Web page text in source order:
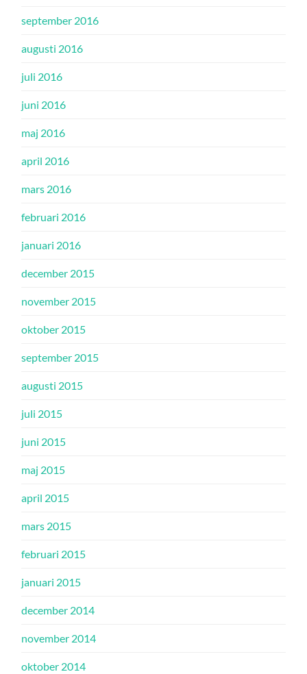
september 2016
augusti 2016
juli 2016
juni 2016
maj 2016
april 2016
mars 2016
februari 2016
januari 2016
december 2015
november 2015
oktober 2015
september 2015
augusti 2015
juli 2015
juni 2015
maj 2015
april 2015
mars 2015
februari 2015
januari 2015
december 2014
november 2014
oktober 2014